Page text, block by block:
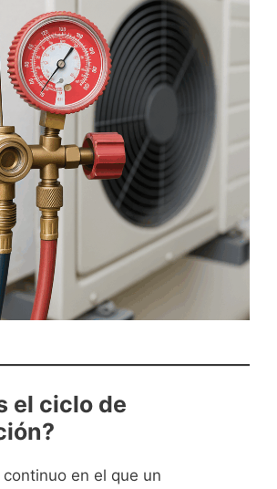
el ciclo de
en el que un